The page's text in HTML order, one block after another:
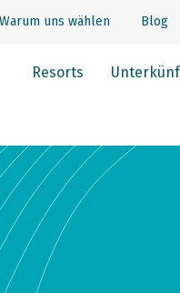
Warum uns wählen Blog
Resorts